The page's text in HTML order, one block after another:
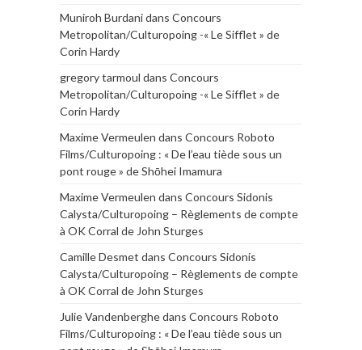
Muniroh Burdanidans Concours
Metropolitan/Culturopoing -« Le Sifflet » de
Corin Hardy
gregory tarmoul dans Concours
Metropolitan/Culturopoing -« Le Sifflet » de
Corin Hardy
Maxime Vermeulen dans Concours Roboto
Films/Culturopoing : « De l’eau tiède sous un
pont rouge » de Shōhei Imamura
Maxime Vermeulen dans Concours Sidonis
Calysta/Culturopoing – Règlements de compte
à OK Corral de John Sturges
Camille Desmet dans Concours Sidonis
Calysta/Culturopoing – Règlements de compte
à OK Corral de John Sturges
Julie Vandenberghedans Concours Roboto
Films/Culturopoing : « De l’eau tiède sous un